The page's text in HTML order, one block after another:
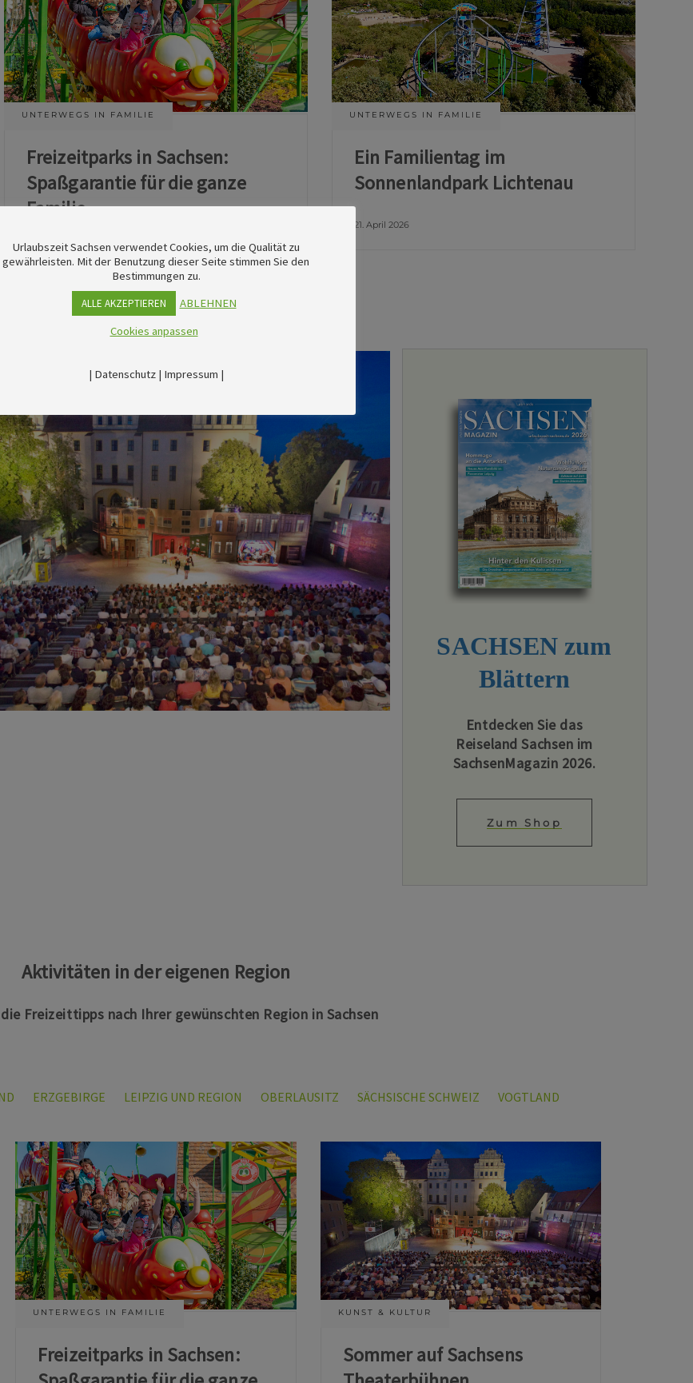
UNTERWEGS IN FAMILIE
Freizeitparks in Sachsen:
Spaßgarantie für die ganze
Familie
11. Juni 2026
UNTERWEGS IN FAMILIE
Ein Familientag im
Sonnenlandpark Lichtenau
21. April 2026
SACHSEN zum
Blättern
Entdecken Sie das
Reiseland Sachsen im
SachsenMagazin 2026.
Zum Shop
Aktivitäten in der eigenen Region
Freizeittipps nach Ihrer gewünschten Region in Sachsen
ERZGEBIRGE LEIPZIG UND REGION OBERLAUSITZ SÄCHSISCHE SCHWEIZ VOGTLAND
UNTERWEGS IN FAMILIE
Freizeitparks in Sachsen:
KUNST & KULTUR
Sommer auf Sachsens
Urlaubszeit Sachsen verwendet Cookies, um die Qualität zu
gewährleisten. Mit der Benutzung dieser Seite stimmen Sie den
Bestimmungen zu.
ALLE AKZEPTIEREN
ABLEHNEN
Cookies anpassen
| Datenschutz| Impressum |